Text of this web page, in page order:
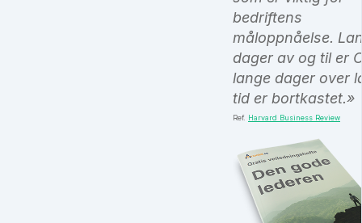
bedriftens
måloppnåelse.
dager av og til er
lange dager over
tid er bortkastet.»
Ref. Harvard Business Review